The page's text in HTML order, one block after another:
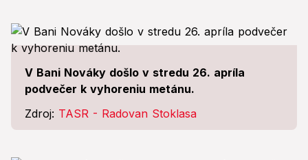
V Bani Nováky došlo v stredu 26. apríla
podvečer k vyhoreniu metánu.
Zdroj: TASR - Radovan Stoklasa